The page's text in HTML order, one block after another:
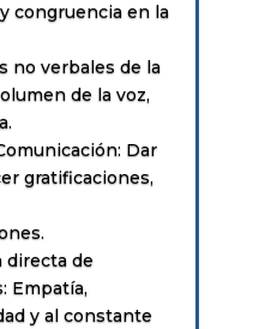
congruencia en la
no verbales de la
de la voz,
Dar
gratificaciones,
directa de
Empatía,
y al constante